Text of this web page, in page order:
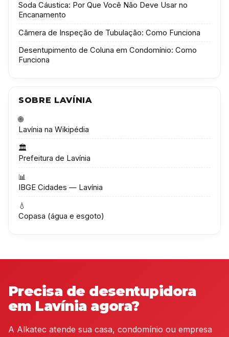
Soda Cáustica: Por Que Você Não Deve Usar no
Encanamento
Câmera de Inspeção de Tubulação: Como Funciona
Desentupimento de Coluna em Condomínio: Como
Funciona
SOBRE LAVÍNIA
🌐
Lavínia na Wikipédia
🏛️
Prefeitura de Lavínia
📊
IBGE Cidades — Lavínia
💧
Copasa (água e esgoto)
Precisa de desentupidora
em Lavínia agora?
A Alkatec atende sua casa, condomínio ou empresa